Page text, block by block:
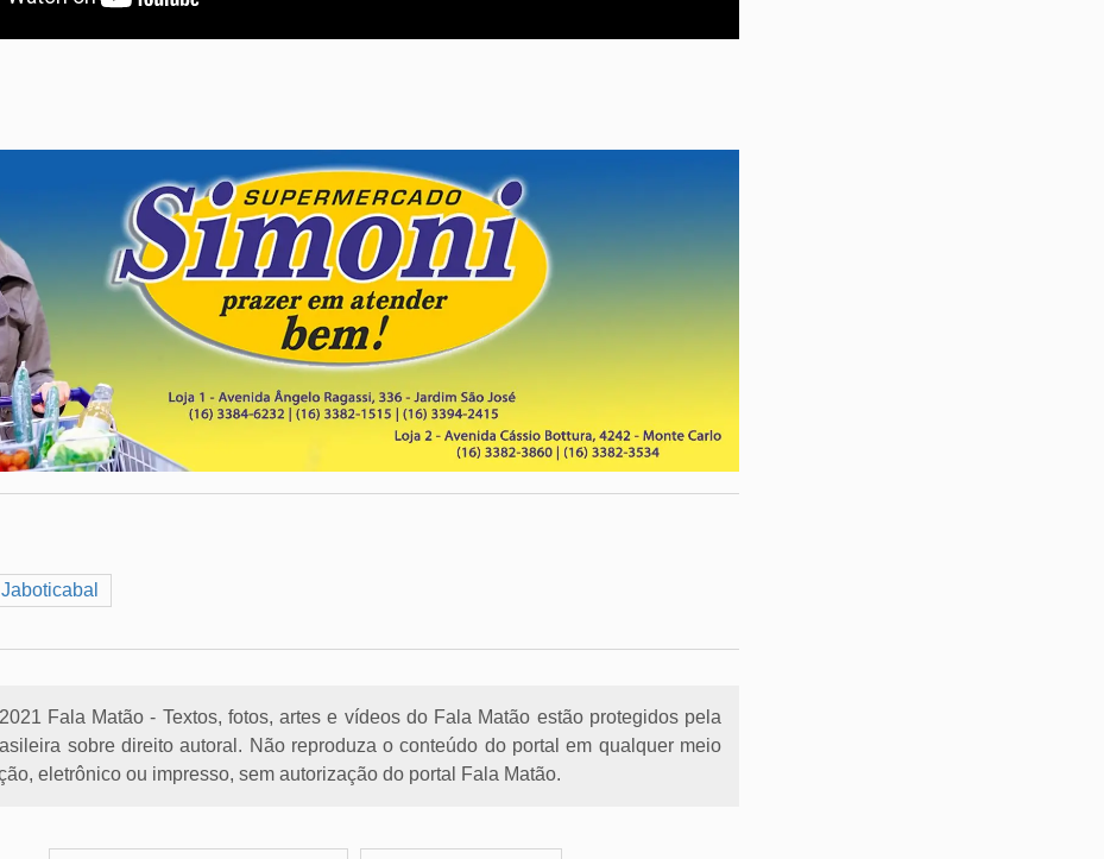
Jaboticabal
Fala Matão - Textos, fotos, artes e vídeos do Fala Matão estão protegidos pela
sobre direito autoral. Não reproduza o conteúdo do portal em qualquer meio
eletrônico ou impresso, sem autorização do portal Fala Matão.